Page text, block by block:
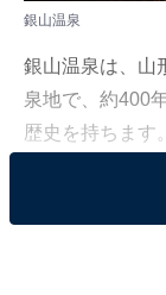
銀山温泉
銀山温泉は、山
泉地で、約400
歴史を持ちます
いには大正～